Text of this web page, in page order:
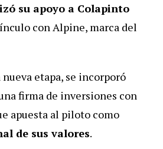
su apoyo a Colapinto
con Alpine, marca del
etapa, se incorporó
firma de inversiones con
apuesta al piloto como
de sus valores.